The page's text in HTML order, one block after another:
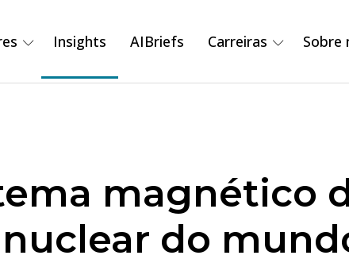
Insights AIBriefs Carreiras Sobre
magnético
do